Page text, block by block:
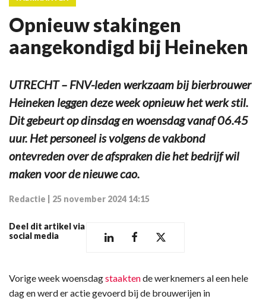
Opnieuw stakingen
aangekondigd bij Heineken
UTRECHT – FNV-leden werkzaam bij bierbrouwer
Heineken leggen deze week opnieuw het werk stil.
Dit gebeurt op dinsdag en woensdag vanaf 06.45
uur. Het personeel is volgens de vakbond
ontevreden over de afspraken die het bedrijf wil
maken voor de nieuwe cao.
Redactie 25 november 2024 14:15
Deel dit artikel via
social media
Vorige week woensdagstaaktende werknemers al een hele
dag en werd er actie gevoerd bij de brouwerijen in